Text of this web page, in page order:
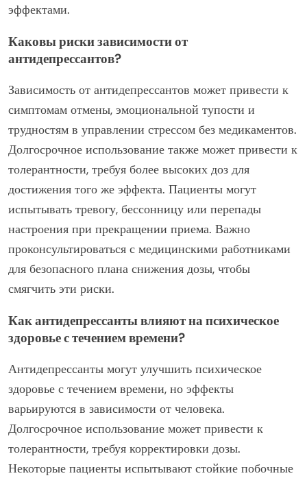
эффектами.
Каковы риски зависимости от
антидепрессантов?
Зависимость от антидепрессантов может привести к
симптомам отмены, эмоциональной тупости и
трудностям в управлении стрессом без медикаментов.
Долгосрочное использование также может привести к
толерантности, требуя более высоких доз для
достижения того же эффекта. Пациенты могут
испытывать тревогу, бессонницу или перепады
настроения при прекращении приема. Важно
проконсультироваться с медицинскими работниками
для безопасного плана снижения дозы, чтобы
смягчить эти риски.
Как антидепрессанты влияют на психическое
здоровье с течением времени?
Антидепрессанты могут улучшить психическое
здоровье с течением времени, но эффекты
варьируются в зависимости от человека.
Долгосрочное использование может привести к
толерантности, требуя корректировки дозы.
Некоторые пациенты испытывают стойкие побочные